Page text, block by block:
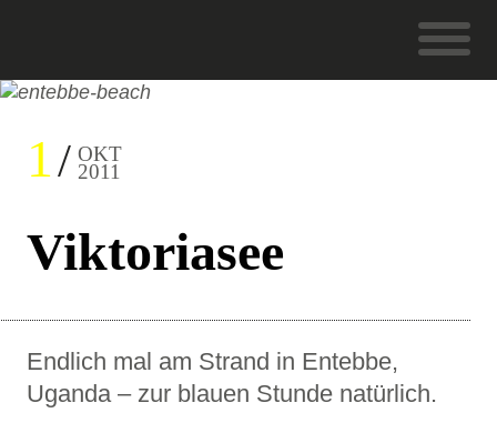
1 OKT
2011
Viktoriasee
Endlich mal am Strand in Entebbe,
Uganda – zur blauen Stunde natürlich.